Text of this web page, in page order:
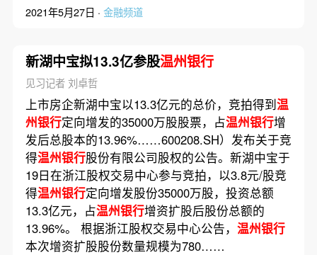
2021年5月27日 · 金融频道
新湖中宝拟13.3亿参股温州银行
见习记者 刘卓哲
上市房企新湖中宝以13.3亿元的总价，竞拍得到温
州银行定向增发的35000万股股票，占温州银行增
发后总股本的13.96%……600208.SH）发布关于竞
得温州银行股份有限公司股权的公告。新湖中宝于
19日在浙江股权交易中心参与竞拍，以3.8元/股竞
得温州银行定向增发股份35000万股，投资总额
13.3亿元，占温州银行增资扩股后股份总额的
13.96%。 根据浙江股权交易中心公告， 温州银行
本次增资扩股股份数量规模为780……